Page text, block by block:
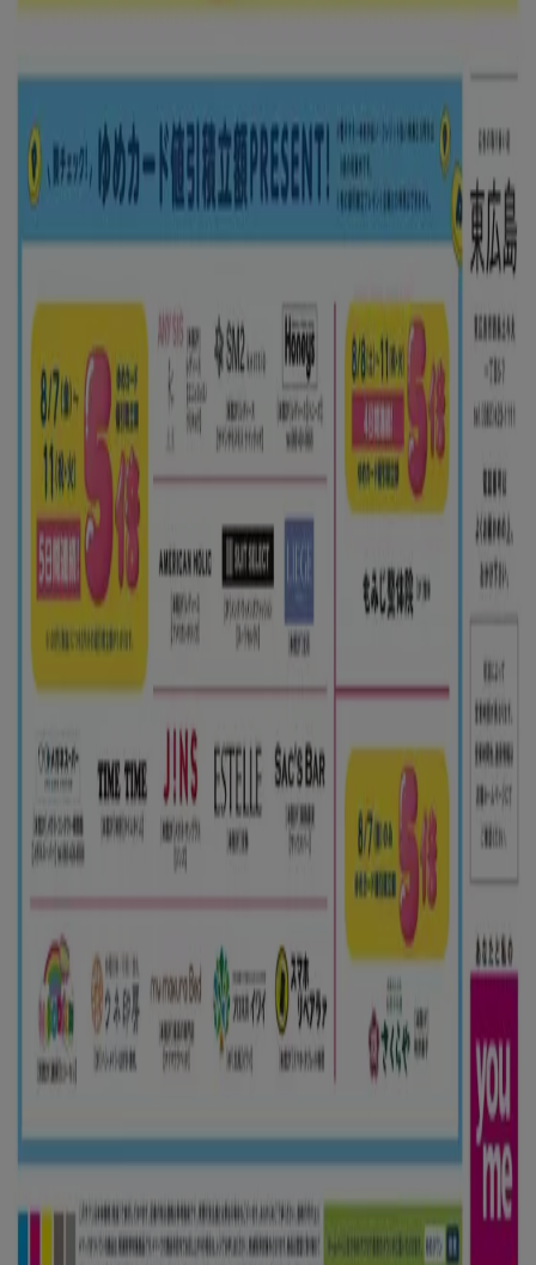
Tiendeoは世界中でのローカルショッピングを改革するIT企
Tiendeo
私たちが行うこと
ビジネスソリューションをみる
ニュース・メディア
ビジネス契約
お問い合わせ
マーケテイング＆ビジネスリクエスト
地図上で店舗が誤った場所にあります
技術的な問題と一般的なフィードバック
ブランド
割引情報
近くのお店
製品紹介
地元産品
都市